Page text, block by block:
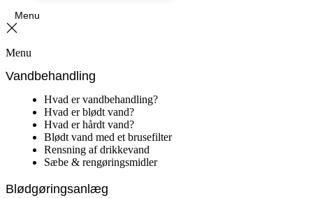
Menu
Menu
Vandbehandling
Hvad er vandbehandling?
Hvad er blødt vand?
Hvad er hårdt vand?
Blødt vand med et brusefilter
Rensning af drikkevand
Sæbe & rengøringsmidler
Blødgøringsanlæg